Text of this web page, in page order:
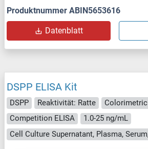
Produktnummer ABIN5653616
Datenblatt
DSPP ELISA Kit
DSPP Reaktivität: Ratte
Colorimetric
Competition ELISA
1.0-25 ng/mL